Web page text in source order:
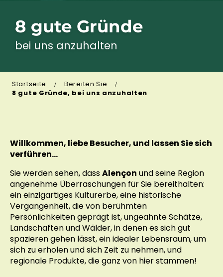
8 gute Gründe
bei uns anzuhalten
Startseite
Bereiten Sie
8 gute Gründe, bei uns anzuhalten
Willkommen, liebe Besucher, und lassen Sie sich
verführen…
Sie werden sehen, dassAlençon und seine Region
angenehme Überraschungen für Sie bereithalten:
ein einzigartiges Kulturerbe, eine historische
Vergangenheit, die von berühmten
Persönlichkeiten geprägt ist, ungeahnte Schätze,
Landschaften und Wälder, in denen es sich gut
spazieren gehen lässt, ein idealer Lebensraum, um
sich zu erholen und sich Zeit zu nehmen, und
regionale Produkte, die ganz von hier stammen!